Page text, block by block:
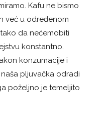
Kafu ne bismo
već u određenom
da nećemobiti
konstantno.
konzumacije i
pljuvačka odradi
poželjno je temeljito